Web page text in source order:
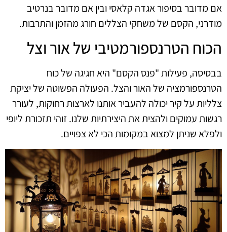
אם מדובר בסיפור אגדה קלאסי ובין אם מדובר בנרטיב
מודרני, הקסם של משחקי הצללים חורג מהזמן והתרבות.
הכוח הטרנספורמטיבי של אור וצל
בבסיסה, פעילות "פנס הקסם" היא חגיגה של כוח
הטרנספורמציה של האור והצל. הפעולה הפשוטה של יציקת
צלליות על קיר יכולה להעביר אותנו לארצות רחוקות, לעורר
רגשות עמוקים ולהצית את היצירתיות שלנו. זוהי תזכורת ליופי
ולפלא שניתן למצוא במקומות הכי לא צפויים.